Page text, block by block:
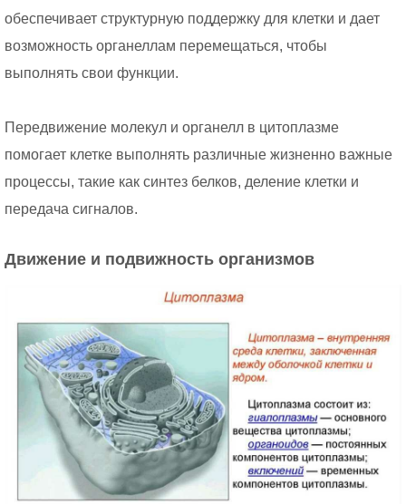
обеспечивает структурную поддержку для клетки и дает
возможность органеллам перемещаться, чтобы
выполнять свои функции.
Передвижение молекул и органелл в цитоплазме
помогает клетке выполнять различные жизненно важные
процессы, такие как синтез белков, деление клетки и
передача сигналов.
Движение и подвижность организмов